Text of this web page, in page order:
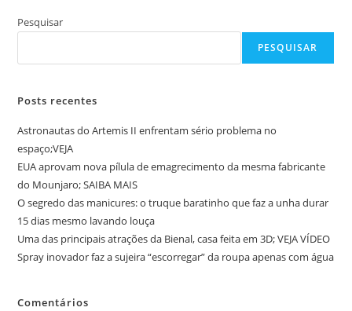
Pesquisar
PESQUISAR
Posts recentes
Astronautas do Artemis II enfrentam sério problema no
espaço;VEJA
EUA aprovam nova pílula de emagrecimento da mesma fabricante
do Mounjaro; SAIBA MAIS
O segredo das manicures: o truque baratinho que faz a unha durar
15 dias mesmo lavando louça
Uma das principais atrações da Bienal, casa feita em 3D; VEJA VÍDEO
Spray inovador faz a sujeira “escorregar” da roupa apenas com água
Comentários